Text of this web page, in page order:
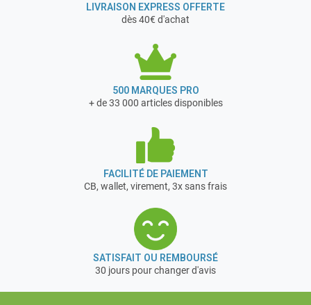
LIVRAISON EXPRESS OFFERTE
dès 40€ d'achat
500 MARQUES PRO
+ de 33 000 articles disponibles
FACILITÉ DE PAIEMENT
CB, wallet, virement, 3x sans frais
SATISFAIT OU REMBOURSÉ
30 jours pour changer d'avis